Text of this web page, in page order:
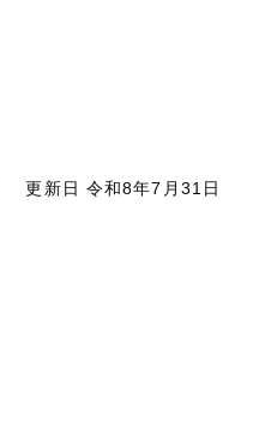
更新日 令和8年7月31日